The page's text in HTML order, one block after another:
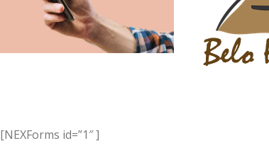
[NEXForms id=”1″ ]